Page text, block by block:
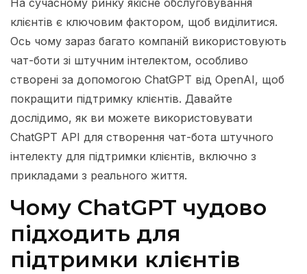
На сучасному ринку якісне обслуговування
клієнтів є ключовим фактором, щоб виділитися.
Ось чому зараз багато компаній використовують
чат-боти зі штучним інтелектом, особливо
створені за допомогою ChatGPT від OpenAI, щоб
покращити підтримку клієнтів. Давайте
дослідимо, як ви можете використовувати
ChatGPT API для створення чат-бота штучного
інтелекту для підтримки клієнтів, включно з
прикладами з реального життя.
Чому ChatGPT чудово
підходить для
підтримки клієнтів